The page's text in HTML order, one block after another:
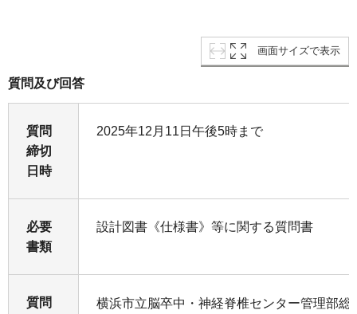
画面サイズで表示
質問及び回答
質問
締切
日時
2025年12月11日午後5時まで
必要
書類
設計図書《仕様書》等に関する質問書
質問 横浜市立脳卒中・神経脊椎センター管理部総